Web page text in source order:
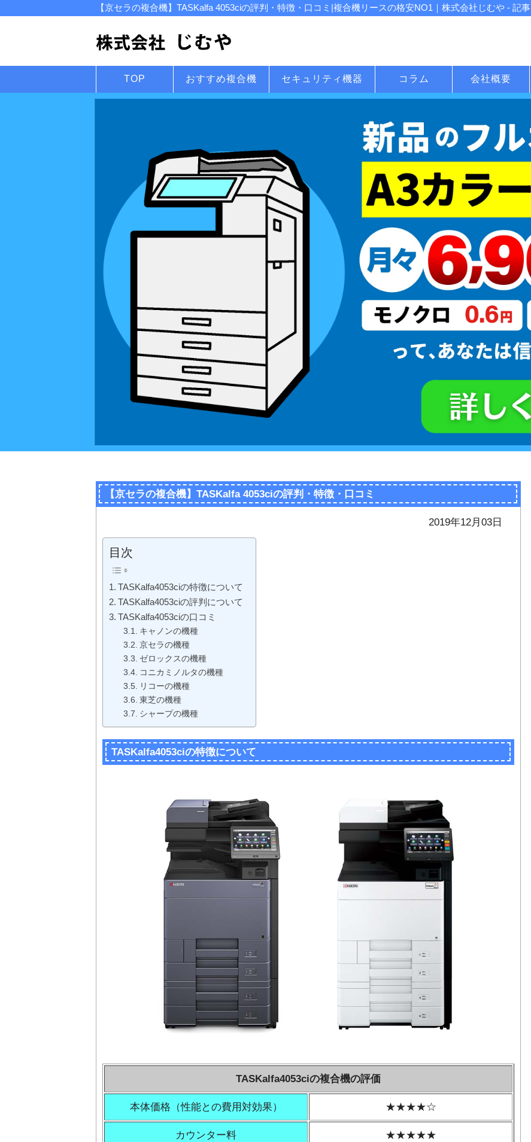
【京セラの複合機】TASKalfa 4053ciの評判・特徴・口コミ|複合機リースの格安NO1｜株式会社じむや - 記事
TOP おすすめ複合機 セキュリティ機器 コラム 会社概要
【京セラの複合機】TASKalfa 4053ciの評判・特徴・口コミ
2019年12月03日
目次
TASKalfa4053ciの特徴について
TASKalfa4053ciの評判について
TASKalfa4053ciの口コミ
キャノンの機種
京セラの機種
ゼロックスの機種
コニカミノルタの機種
リコーの機種
東芝の機種
シャープの機種
TASKalfa4053ciの特徴について
TASKalfa4053ciの複合機の評価
本体価格（性能との費用対効果） ★★★★☆
カウンター料 ★★★★★